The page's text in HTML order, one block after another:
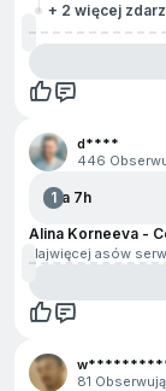
+ 2 więcej
d****
446
1Za 7h
Alina Korneeva -
Najwięcej asów
81